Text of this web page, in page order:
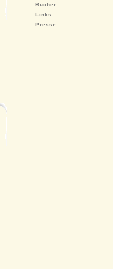
Bücher
Links
Presse